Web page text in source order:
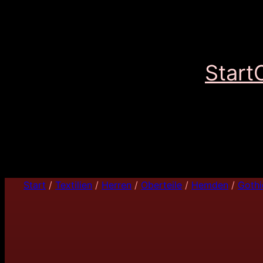
Start
Start / Textilien / Herren / Oberteile / Hemden /